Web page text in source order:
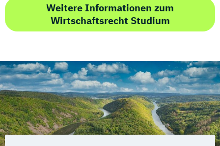
Weitere Informationen zum
Wirtschaftsrecht Studium